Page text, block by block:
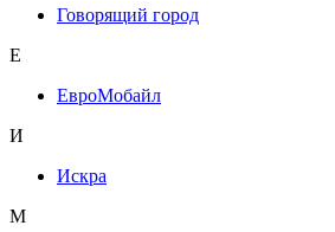
Говорящий город
Е
ЕвроМобайл
И
Искра
М